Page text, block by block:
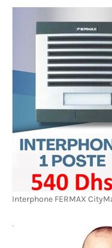
Interphone FERMAX